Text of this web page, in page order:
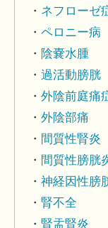
ネフローゼ
ペロニー病
陰嚢水腫
過活動膀胱
外陰前庭痛
外陰部痛
間質性腎炎
間質性膀胱
神経因性膀
腎不全
腎盂腎炎